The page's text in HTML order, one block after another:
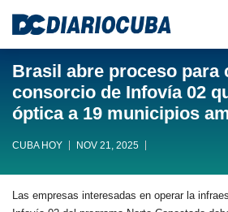
Brasil abre proceso para
consorcio de Infovía 02
óptica a 19 municipios
CUBA HOY NOV 21, 2025
Las empresas interesadas en operar la